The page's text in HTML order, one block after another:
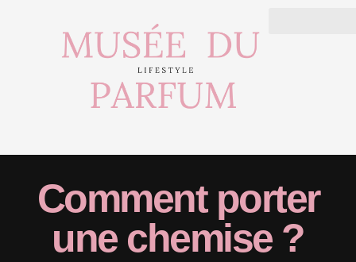
Comment porter
une chemise ?